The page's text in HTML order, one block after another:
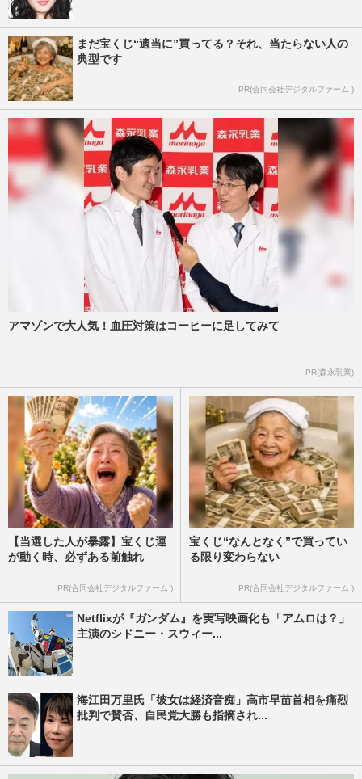
まだ宝くじ“適当に”買ってる？それ、当たらない人の
典型です
PR(合同会社デジタルファーム )
アマゾンで大人気！血圧対策はコーヒーに足してみて
PR(森永乳業)
【当選した人が暴露】宝くじ運
が動く時、必ずある前触れ
PR(合同会社デジタルファーム )
宝くじ“なんとなく”で買ってい
る限り変わらない
PR(合同会社デジタルファーム )
Netflixが『ガンダム』を実写映画化も「アムロは？」
主演のシドニー・スウィー...
海江田万里氏「彼女は経済音痴」高市早苗首相を痛烈
批判で賛否、自民党大勝も指摘され...